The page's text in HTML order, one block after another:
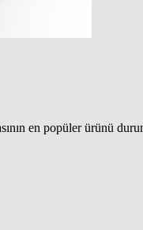
en popüler ürünü